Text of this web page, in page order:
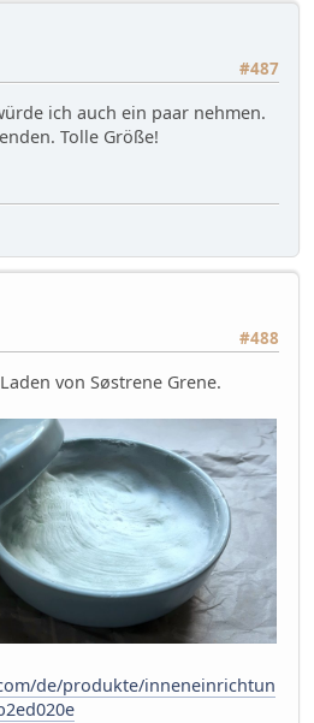
#487
ich auch ein paar nehmen.
Tolle Größe!
#488
von Søstrene Grene.
de/produkte/inneneinrichtun